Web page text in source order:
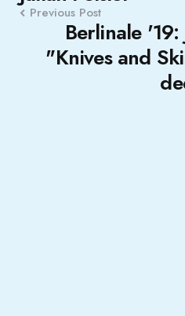
Previous Post
Berlinale '19:
"Knives and